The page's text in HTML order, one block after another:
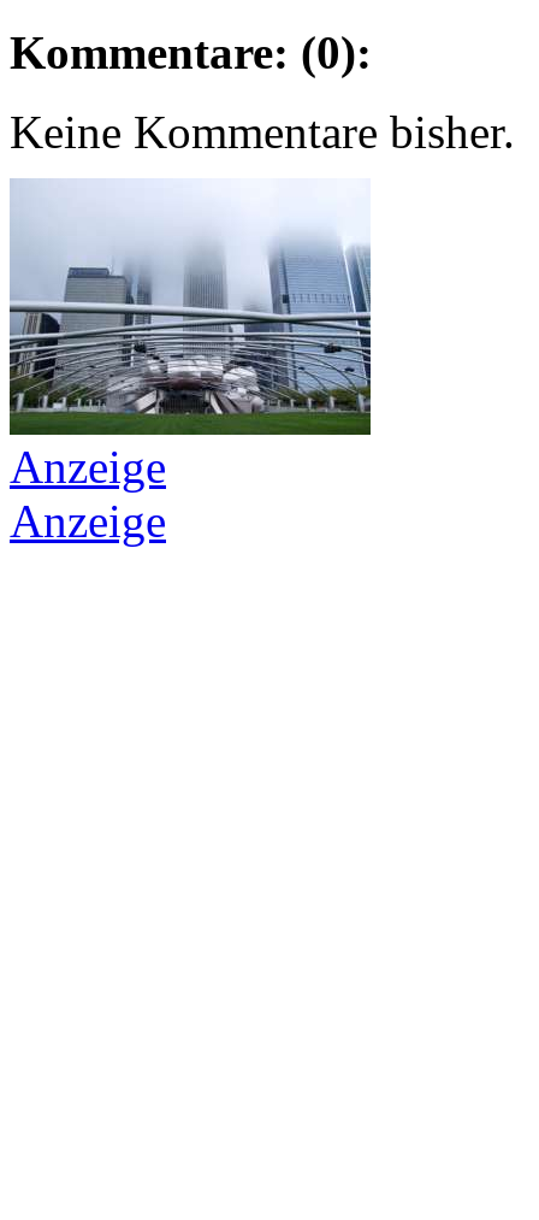
Kommentare: (0):
Keine Kommentare bisher.
Anzeige
Anzeige